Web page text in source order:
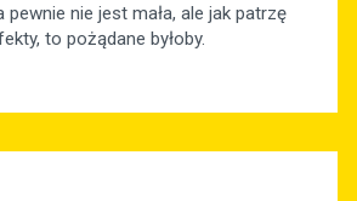
pewnie nie jest mała, ale jak patrzę
to pożądane byłoby.